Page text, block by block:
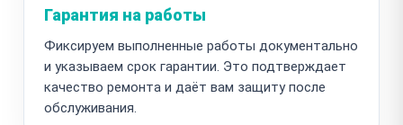
Гарантия на работы
Фиксируем выполненные работы документально
и указываем срок гарантии. Это подтверждает
качество ремонта и даёт вам защиту после
обслуживания.